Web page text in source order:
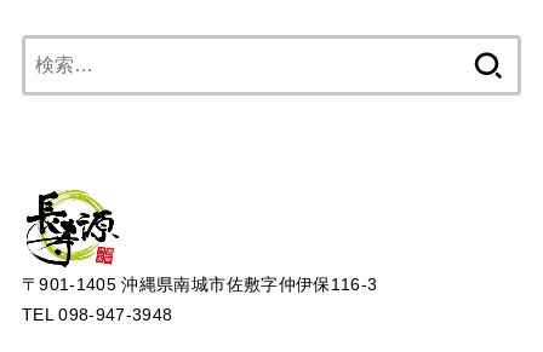
索:
〒901-1405 沖縄県南城市佐敷字仲伊保116-3
TEL 098-947-3948